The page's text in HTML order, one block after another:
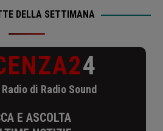
DELLA SETTIMANA
4
di Radio Sound
E ASCOLTA